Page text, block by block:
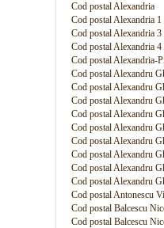
Cod postal Alexandria
Cod postal Alexandria 1
Cod postal Alexandria 3
Cod postal Alexandria 4
Cod postal Alexandria-
Cod postal Alexandru
Cod postal Alexandru
Cod postal Alexandru
Cod postal Alexandru
Cod postal Alexandru
Cod postal Alexandru
Cod postal Alexandru
Cod postal Alexandru
Cod postal Alexandru
Cod postal Antonescu
Cod postal Balcescu
Cod postal Balcescu